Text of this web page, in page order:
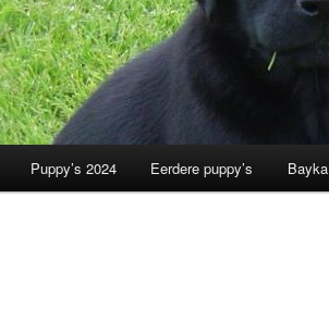
Puppy’s 2024 Eerdere puppy’s Bayka